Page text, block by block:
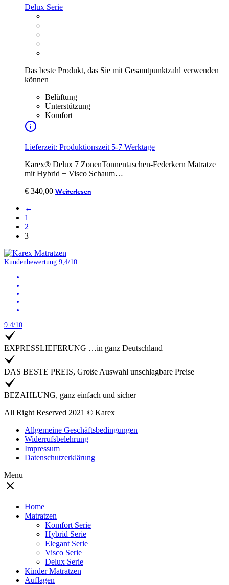
Delux Serie
Das beste Produkt, das Sie mit Gesamtpunktzahl verwenden
können
Belüftung
Unterstützung
Komfort
Lieferzeit: Produktionszeit 5-7 Werktage
Karex® Delux 7 ZonenTonnentaschen-Federkern Matratze
mit Hybrid + Visco Schaum…
€ 340,00 Weiterlesen
←
1
2
3
Kundenbewertung 9,4/10
9.4/10
EXPRESSLIEFERUNG …in ganz Deutschland
DAS BESTE PREIS, Große Auswahl unschlagbare Preise
BEZAHLUNG, ganz einfach und sicher
All Right Reserved 2021 © Karex
Allgemeine Geschäftsbedingungen
Widerrufsbelehrung
Impressum
Datenschutzerklärung
Menu
Home
Matratzen
Komfort Serie
Hybrid Serie
Elegant Serie
Visco Serie
Delux Serie
Kinder Matratzen
Auflagen